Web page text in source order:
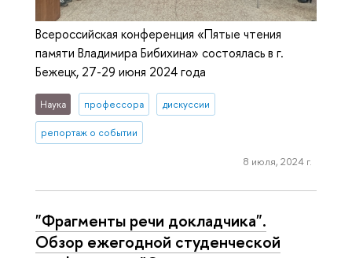
Всероссийская конференция «Пятые чтения
памяти Владимира Бибихина» состоялась в г.
Бежецк, 27-29 июня 2024 года
Наука профессора дискуссии
репортаж о событии
8 июля, 2024 г.
"Фрагменты речи докладчика".
Обзор ежегодной студенческой